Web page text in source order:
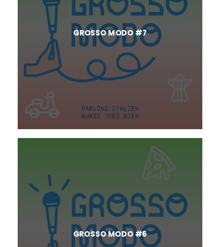
GROSSO MODO #7
GROSSO MODO #6